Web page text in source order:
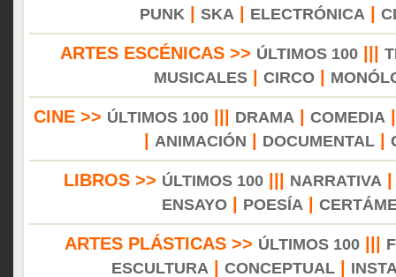
PUNK
SKA ELECTRÓNICA
ARTES ESCÉNICAS >> ÚLTIMOS 100
MUSICALES
CIRCO
CINE >> ÚLTIMOS 100||| DRAMA COMEDIA
ANIMACIÓN DOCUMENTAL|
LIBROS >> ÚLTIMOS 100 NARRATIVA
ENSAYO| POESÍA
ARTES PLÁSTICAS >> ÚLTIMOS 100|||
ESCULTURA
CONCEPTUAL